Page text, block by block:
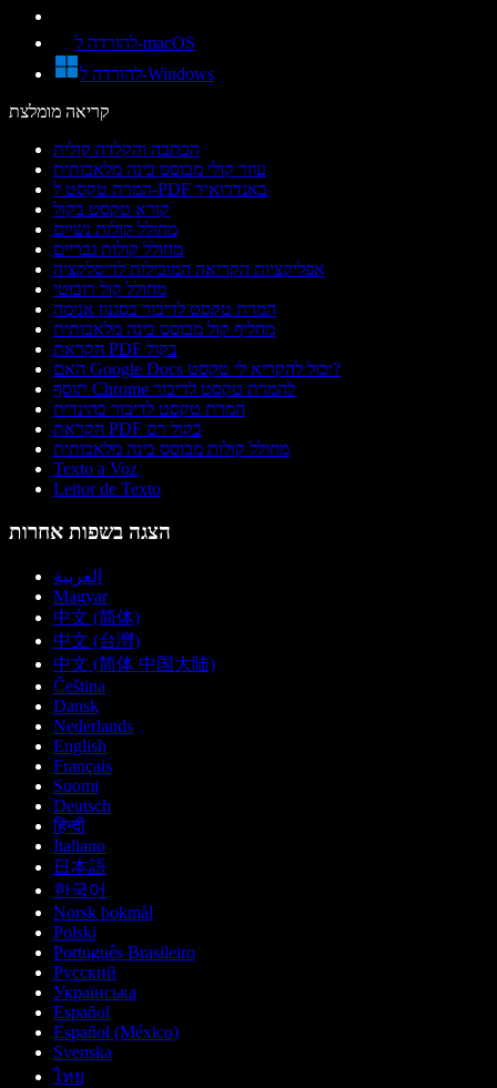
להורדה ל-macOS
להורדה ל-Windows
קריאה מומלצת
הכתבה והקלדה קולית
עוזר קולי מבוסס בינה מלאכותית
המרת טקסט ל-PDF באנדרואיד
קורא טקסט בקול
מחולל קולות נשיים
מחולל קולות גבריים
אפליקציות הקריאה המובילות לדיסלקציה
מחולל קול רובוטי
המרת טקסט לדיבור בסגנון אנימה
מחליף קול מבוסס בינה מלאכותית
הקראת PDF בקול
האם Google Docs יכול להקריא לי טקסט?
תוסף Chrome להמרת טקסט לדיבור
המרת טקסט לדיבור בהינדית
הקראת PDF בקול רם
מחולל קולות מבוסס בינה מלאכותית
Texto a Voz
Leitor de Texto
הצגה בשפות אחרות
العربية
Magyar
中文 (简体)
中文 (台灣)
中文 (简体 中国大陆)
Čeština
Dansk
Nederlands
English
Français
Suomi
Deutsch
हिन्दी
Italiano
日本語
한국어
Norsk bokmål
Polski
Português Brasileiro
Русский
Українська
Español
Español (México)
Svenska
ไทย